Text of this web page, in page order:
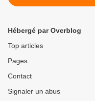
CHENARD & WALCKER
Hébergé par Overblog
Top articles
Pages
Contact
Signaler un abus